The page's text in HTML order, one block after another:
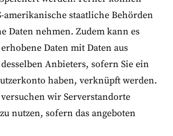
amerikanische staatliche Behörden
Daten nehmen. Zudem kann es
Daten mit Daten aus
Anbieters, sofern Sie ein
haben, verknüpft werden.
wir Serverstandorte
nutzen, sofern das angeboten